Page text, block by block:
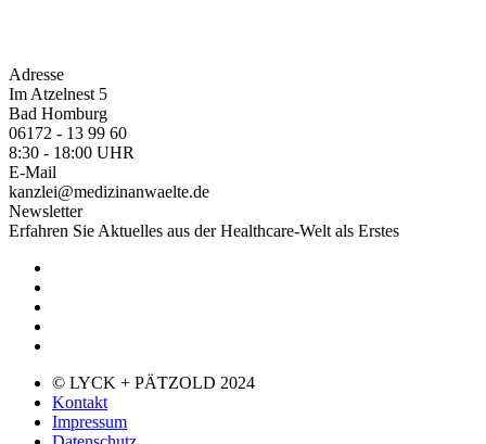
Adresse
Im Atzelnest 5
Bad Homburg
06172 - 13 99 60
8:30 - 18:00 UHR
E-Mail
kanzlei@medizinanwaelte.de
Newsletter
Erfahren Sie Aktuelles aus der Healthcare-Welt als Erstes
© LYCK + PÄTZOLD 2024
Kontakt
Impressum